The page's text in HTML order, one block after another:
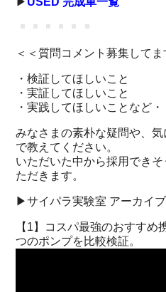
＜＜質問コメント募集してま
・検証してほしいこと
・実証してほしいこと
・実践してほしいことなど・
みなさまの素朴な疑問や、
で教えてください。
いただいた中から採用でき
ただきます。
▶サイパラ実験室 アーカイブ
【1】コスパ最強のおすす
つのポンプを比較検証。